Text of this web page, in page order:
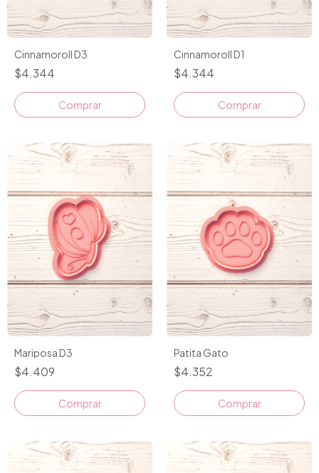
Cinnamoroll D3
$4.344
Comprar
Cinnamoroll D1
$4.344
Comprar
Mariposa D3
$4.409
Comprar
Patita Gato
$4.352
Comprar